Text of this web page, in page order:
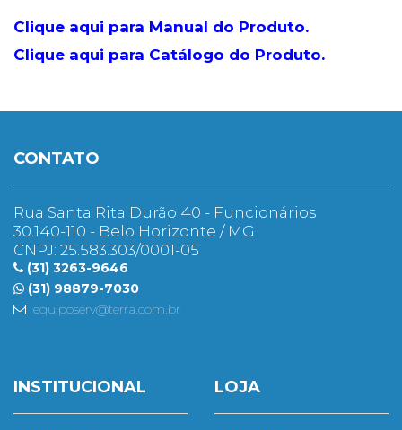
Clique aqui para Manual do Produto.
Clique aqui para Catálogo do Produto.
CONTATO
Rua Santa Rita Durão 40 - Funcionários
30.140-110 - Belo Horizonte / MG
CNPJ: 25.583.303/0001-05
(31) 3263-9646
(31) 98879-7030
equiposerv@terra.com.br
INSTITUCIONAL LOJA